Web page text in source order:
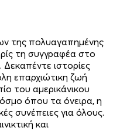
της πολυαγαπημένης
τη συγγραφέα στο
ιστορίες
επαρχιώτικη ζωή
του αμερικάνικου
όπου τα όνειρα, η
συνέπειες για όλους.
και